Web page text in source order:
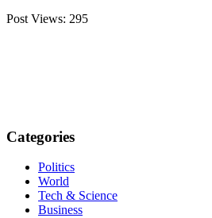
Post Views: 295
Categories
Politics
World
Tech & Science
Business